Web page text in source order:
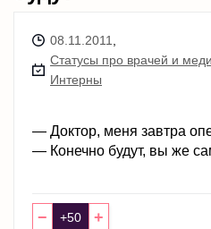
08.11.2011
Статусы про врачей и
Интерны
— Доктор, меня завтра
— Конечно будут, вы же
− +